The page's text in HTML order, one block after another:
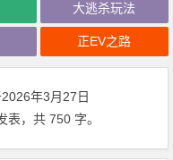
大逃杀玩法
正EV之路
年3月27日
表，共 750 字。